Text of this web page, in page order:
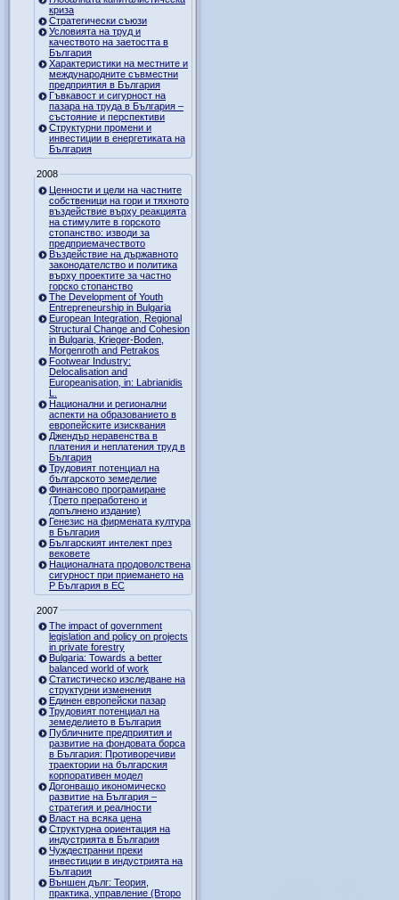
криза
Стратегически съюзи
Условията на труд и
качеството на заетостта в
България
Характеристики на местните и
международните съвместни
предприятия в България
Гъвкавост и сигурност на
пазара на труда в България –
състояние и перспективи
Структурни промени и
инвестиции в енергетиката на
България
2008
Ценности и цели на частните
собственици на гори и тяхното
въздействие върху реакцията
на стимулите в горското
стопанство: изводи за
предприемачеството
Въздействие на държавното
законодателство и политика
върху проектите за частно
горско стопанство
The Development of Youth
Entrepreneurship in Bulgaria
European Integration, Regional
Structural Change and Cohesion
in Bulgaria, Krieger-Boden,
Morgenroth and Petrakos
Footwear Industry:
Delocalisation and
Europeanisation, in: Labrianidis
L.
Национални и регионални
аспекти на образованието в
европейските изисквания
Джендър неравенства в
платения и неплатения труд в
България
Трудовият потенциал на
българското земеделие
Финансово програмиране
(Трето преработено и
допълнено издание)
Генезис на фирмената култура
в България
Българският интелект през
вековете
Националната продоволствена
сигурност при приемането на
Р България в ЕС
2007
The impact of government
legislation and policy on projects
in private forestry
Bulgaria: Towards a better
balanced world of work
Статистическо изследване на
структурни изменения
Единен европейски пазар
Трудовият потенциал на
земеделието в България
Публичните предприятия и
развитие на фондовата борса
в България: Противоречиви
траектории на българския
корпоративен модел
Догонващо икономическо
развитие на България –
стратегия и реалности
Власт на всяка цена
Структурна ориентация на
индустрията в България
Чуждестранни преки
инвестиции в индустрията на
България
Външен дълг: Теория,
практика, управление (Второ